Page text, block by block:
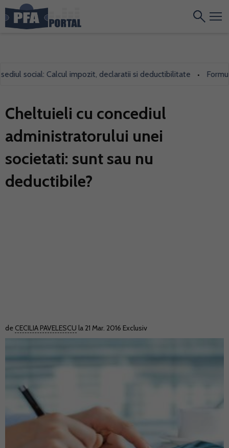
social: Calcul impozit, declaratii si deductibilitate •
Cheltuieli cu concediul
administratorului unei
societati: sunt sau nu
deductibile?
de CECILIA PAVELESCU la 21 Mar. 2016 Exclusiv